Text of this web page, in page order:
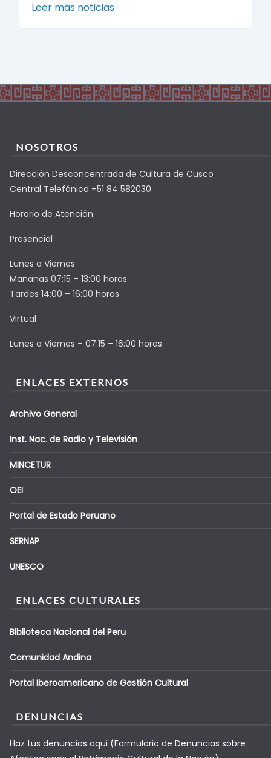
Leer más noticias
NOSOTROS
Dirección Desconcentrada de Cultura de Cusco
Central Telefónica +51 84 582030
Horario de Atención:
Presencial
Lunes a Viernes
Mañanas 07:15 – 13:00 horas
Tardes 14:00 – 16:00 horas
Virtual
Lunes a Viernes – 07:15 – 16:00 horas
ENLACES EXTERNOS
Archivo General
Inst. Nac. de Radio y Televisión
MINCETUR
OEI
Portal de Estado Peruano
SERNAP
UNESCO
ENLACES CULTURALES
Biblioteca Nacional del Peru
Comunidad Andina
Portal Iberoamericano de Gestión Cultural
DENUNCIAS
Haz tus denuncias aqui (Formulario de Denuncias sobre